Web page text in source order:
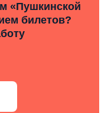
«Пушкинской
билетов?